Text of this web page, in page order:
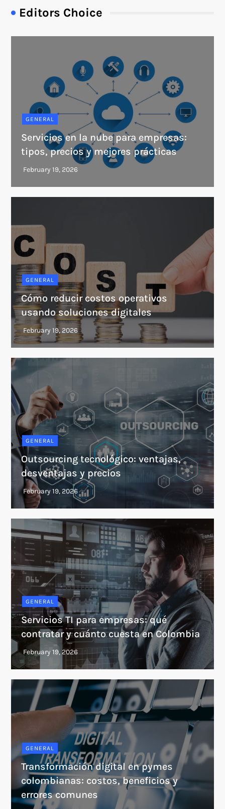
Editors Choice
GENERAL
Servicios en la nube para empresas:
tipos, precios y mejores prácticas
GENERAL
Cómo reducir costos operativos
usando soluciones digitales
GENERAL
Outsourcing tecnológico: ventajas,
desventajas y precios
GENERAL
Servicios TI para empresas: qué
contratar y cuánto cuesta en Colombia
GENERAL
Transformación digital en pymes
colombianas: costos, beneficios y
errores comunes